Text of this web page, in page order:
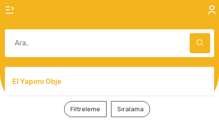
El Yapımı Obje
Filtreleme Sıralama